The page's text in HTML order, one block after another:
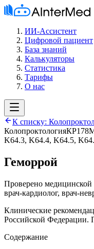
ИИ-Ассистент
Цифровой пациент
База знаний
Калькуляторы
Статистика
Тарифы
О нас
К списку:
КолопроктологияКР178
K64.3, K64.4, K64.5,
Геморрой
Проверено
врач-кардиолог, врач-
Клинические
Российской Федерации.
Содержание